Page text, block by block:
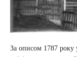
За описом 1787 року